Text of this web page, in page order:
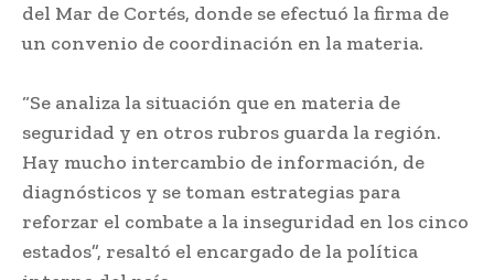
del Mar de Cortés, donde se efectuó la firma de
un convenio de coordinación en la materia.
“Se analiza la situación que en materia de
seguridad y en otros rubros guarda la región.
Hay mucho intercambio de información, de
diagnósticos y se toman estrategias para
reforzar el combate a la inseguridad en los cinco
estados”, resaltó el encargado de la política